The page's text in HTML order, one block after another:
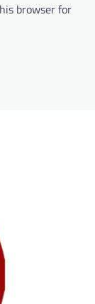
browser for